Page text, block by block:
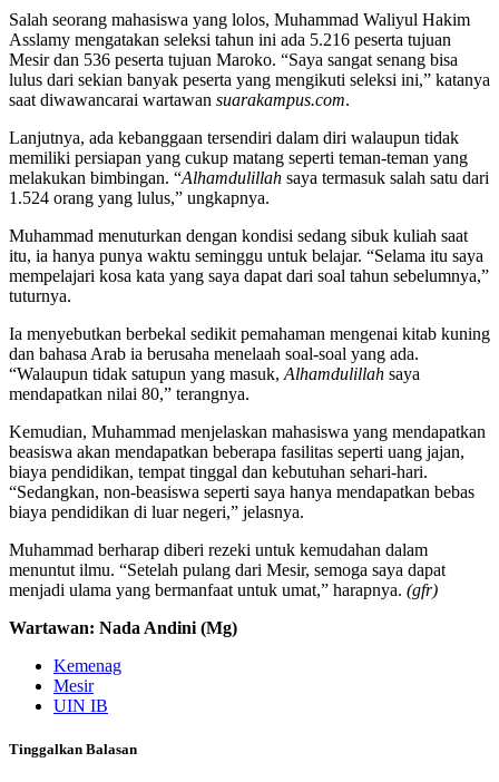
Salah seorang mahasiswa yang lolos, Muhammad Waliyul Hakim
Asslamy mengatakan seleksi tahun ini ada 5.216 peserta tujuan
Mesir dan 536 peserta tujuan Maroko. “Saya sangat senang bisa
lulus dari sekian banyak peserta yang mengikuti seleksi ini,” katanya
saat diwawancarai wartawan suarakampus.com.
Lanjutnya, ada kebanggaan tersendiri dalam diri walaupun tidak
memiliki persiapan yang cukup matang seperti teman-teman yang
melakukan bimbingan. “Alhamdulillah saya termasuk salah satu dari
1.524 orang yang lulus,” ungkapnya.
Muhammad menuturkan dengan kondisi sedang sibuk kuliah saat
itu, ia hanya punya waktu seminggu untuk belajar. “Selama itu saya
mempelajari kosa kata yang saya dapat dari soal tahun sebelumnya,”
tuturnya.
Ia menyebutkan berbekal sedikit pemahaman mengenai kitab kuning
dan bahasa Arab ia berusaha menelaah soal-soal yang ada.
“Walaupun tidak satupun yang masuk, Alhamdulillah saya
mendapatkan nilai 80,” terangnya.
Kemudian, Muhammad menjelaskan mahasiswa yang mendapatkan
beasiswa akan mendapatkan beberapa fasilitas seperti uang jajan,
biaya pendidikan, tempat tinggal dan kebutuhan sehari-hari.
“Sedangkan, non-beasiswa seperti saya hanya mendapatkan bebas
biaya pendidikan di luar negeri,” jelasnya.
Muhammad berharap diberi rezeki untuk kemudahan dalam
menuntut ilmu. “Setelah pulang dari Mesir, semoga saya dapat
menjadi ulama yang bermanfaat untuk umat,” harapnya. (gfr)
Wartawan: Nada Andini (Mg)
Kemenag
Mesir
UIN IB
Tinggalkan Balasan